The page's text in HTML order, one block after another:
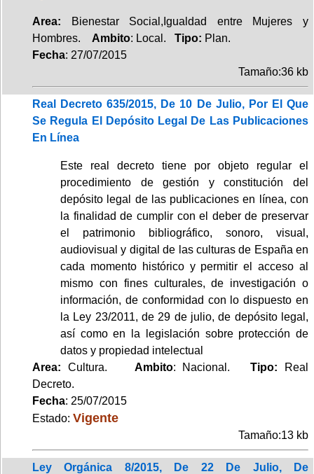
Area: Bienestar Social,Igualdad entre Mujeres y
Hombres. Ambito: Local. Tipo: Plan.
Fecha: 27/07/2015
Tamaño:36 kb
Real Decreto 635/2015, De 10 De Julio, Por El Que
Se Regula El Depósito Legal De Las Publicaciones
En Línea
Este real decreto tiene por objeto regular el
procedimiento de gestión y constitución del
depósito legal de las publicaciones en línea, con
la finalidad de cumplir con el deber de preservar
el patrimonio bibliográfico, sonoro, visual,
audiovisual y digital de las culturas de España en
cada momento histórico y permitir el acceso al
mismo con fines culturales, de investigación o
información, de conformidad con lo dispuesto en
la Ley 23/2011, de 29 de julio, de depósito legal,
así como en la legislación sobre protección de
datos y propiedad intelectual
Area: Cultura. Ambito: Nacional.Tipo:
Real
Decreto.
Fecha: 25/07/2015
Estado: Vigente
Tamaño:13 kb
Ley Orgánica 8/2015, De 22 De Julio, De